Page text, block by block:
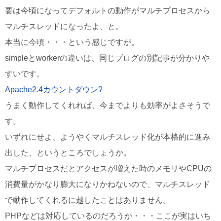
要は今頃になってデフォルトの動作がマルチプロセスから
マルチスレッドになったよ、と。
本当に今頃・・・という感じですが。
simpleとworkerの違いは、同じブログの別記事が分かりや
すいです。
Apache2.4カウントダウン?
うまく動作してくれれば、今までよりも効率がよさそうで
す。
いずれにせよ、ようやくマルチスレッド化が本格的に進み
出した、というところでしょうか。
マルチプロセスだとアクセスが増えた時のメモリやCPUの
消費量がかなり膨大になりかねないので、マルチスレッド
で動作してくれるに越したことはありません。
PHPなどは対応しているのだろうか・・・ここが実はいち